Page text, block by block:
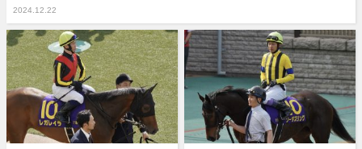
2024.12.22